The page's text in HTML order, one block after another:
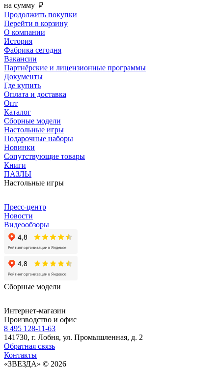
на сумму ₽
Продолжить покупки
Перейти в корзину
О компании
История
Фабрика сегодня
Вакансии
Партнёрские и лицензионные программы
Документы
Где купить
Оплата и доставка
Опт
Каталог
Сборные модели
Настольные игры
Подарочные наборы
Новинки
Сопутствующие товары
Книги
ПАЗЛЫ
Настольные игры
Пресс-центр
Новости
Видеообзоры
Сборные модели
Интернет-магазин
Производство и офис
8 495 128-11-63
141730, г. Лобня, ул. Промышленная, д. 2
Обратная связь
Контакты
«ЗВЕЗДА» © 2026